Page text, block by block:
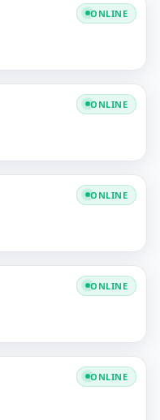
ONLINE
ONLINE
ONLINE
ONLINE
ONLINE